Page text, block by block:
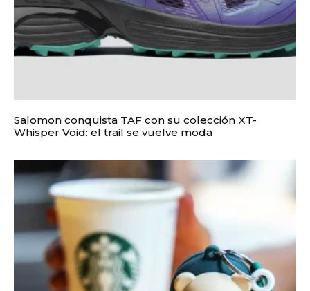
Salomon conquista TAF con su colección XT-
Whisper Void: el trail se vuelve moda